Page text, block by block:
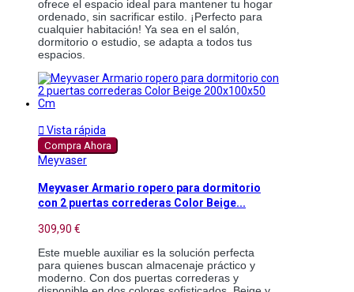
ofrece el espacio ideal para mantener tu hogar
ordenado, sin sacrificar estilo. ¡Perfecto para
cualquier habitación! Ya sea en el salón,
dormitorio o estudio, se adapta a todos tus
espacios.
 Vista rápida
Compra Ahora
Meyvaser
Meyvaser Armario ropero para dormitorio
con 2 puertas correderas Color Beige...
309,90 €
Este mueble auxiliar es la solución perfecta
para quienes buscan almacenaje práctico y
moderno. Con dos puertas correderas y